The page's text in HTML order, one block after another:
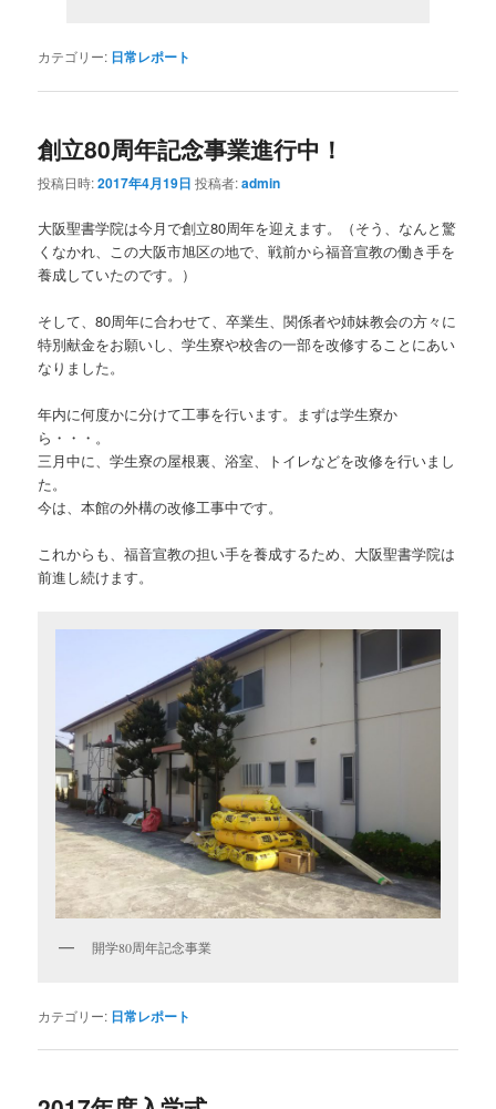
カテゴリー: 日常レポート
創立80周年記念事業進行中！
投稿日時:2017年4月19日 投稿者:admin
大阪聖書学院は今月で創立80周年を迎えます。（そう、なんと驚
くなかれ、この大阪市旭区の地で、戦前から福音宣教の働き手を
養成していたのです。）
そして、80周年に合わせて、卒業生、関係者や姉妹教会の方々に
特別献金をお願いし、学生寮や校舎の一部を改修することにあい
なりました。
年内に何度かに分けて工事を行います。まずは学生寮か
ら・・・。
三月中に、学生寮の屋根裏、浴室、トイレなどを改修を行いまし
た。
今は、本館の外構の改修工事中です。
これからも、福音宣教の担い手を養成するため、大阪聖書学院は
前進し続けます。
開学80周年記念事業
カテゴリー: 日常レポート